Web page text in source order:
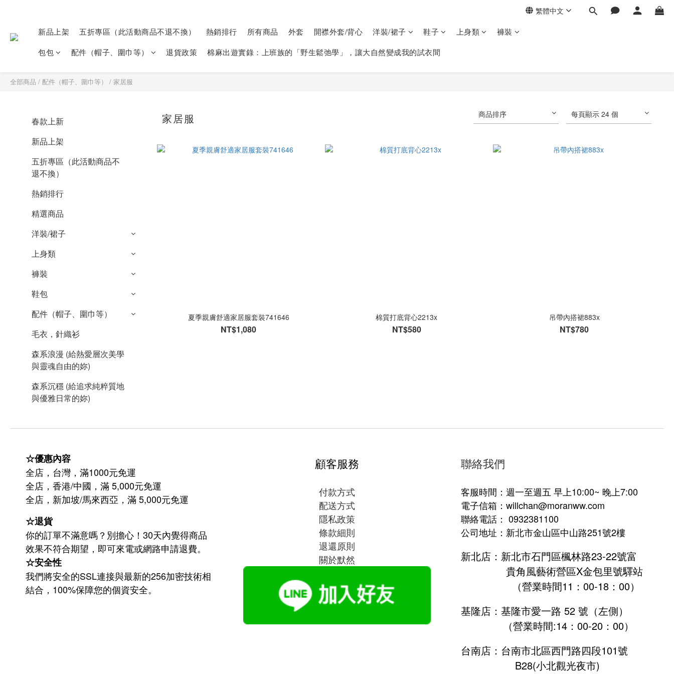
繁體中文
新品上架 五折專區（此活動商品不退不換） 熱銷排行 所有商品 外套 開襟外套/背心 洋裝/裙子 鞋子 上身類
褲裝
包包
配件（帽子、圍巾等） 退貨政策 棉麻出遊實錄：上班族的「野生鬆弛學」，讓大自然變成我的試衣間
全部商品 / 配件（帽子、圍巾等） / 家居服
春款上新
新品上架
五折專區（此活動商品不
退不換）
熱銷排行
精選商品
洋裝/裙子
上身類
褲裝
鞋包
配件（帽子、圍巾等）
毛衣，針織衫
森系浪漫 (給熱愛層次美學
與靈魂自由的妳)
森系沉穩 (給追求純粹質地
與優雅日常的妳)
家居服 商品排序 每頁顯示 24 個
夏季親膚舒適家居服套裝741646
NT$1,080
棉質打底背心2213x
NT$580
吊帶內搭裙883x
NT$780
☆優惠內容
全店，台灣，滿1000元免運
全店，香港/中國，滿 5,000元免運
全店，新加坡/馬來西亞，滿 5,000元免運
☆退貨
你的訂單不滿意嗎？別擔心！30天內覺得商品
效果不符合期望，即可來電或網路申請退費。
☆安全性
我們將安全的SSL連接與最新的256加密技術相
結合，100%保障您的個資安全。
顧客服務
付款方式
配送方式
隱私政策
條款細則
退還原則
關於默然
聯絡我們
客服時間：週一至週五 早上10:00~ 晚上7:00
電子信箱：willchan@moranww.com
聯絡電話： 0932381100
公司地址：新北市金山區中山路251號2樓
新北店：新北市石門區楓林路23-22號富
貴角風藝術營區X金包里號驛站
（營業時間11：00-18：00）
基隆店：基隆市愛一路 52 號（左側）
（營業時間:14：00-20：00）
台南店：台南市北區西門路四段101號
B28(小北觀光夜市)